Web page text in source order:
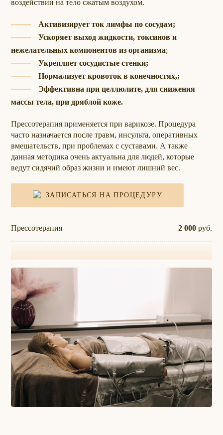
воздействии на тело сжатым воздухом.
Активизирует ток лимфы по сосудам;
Ускоряет выход жидкости, токсинов и
нежелательных компонентов из организма;
Укрепляет сосудистые стенки;
Нормализует кровоток в конечностях,;
Эффективна при целлюлите, для снижения
массы тела, при дряблой коже.
Прессотерапия применяется при варикозе. Процедура
часто назначается после травм, инсульта, оперативных
вмешательств, при проблемах с суставами. А также
данная методика очень актуальна для людей, которые
ведут сидячий образ жизни и имеют лишний вес.
ЗАПИСАТЬСЯ НА ПРОЦЕДУРУ
Прессотерапия 2 000руб.